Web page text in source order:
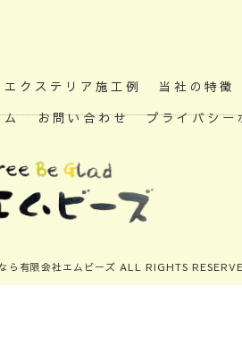
エクステリア施工例 当社の特徴
ム お問い合わせ プライバシー
ら有限会社エムビーズ ALL RIGHTS